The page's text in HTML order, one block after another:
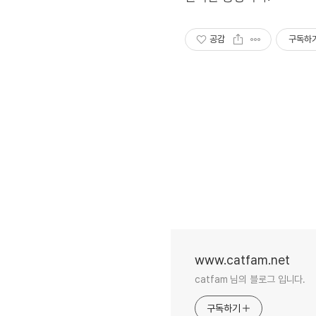
공감 구독하
www.catfam.net
catfam 님의 블로그 입니다.
구독하기